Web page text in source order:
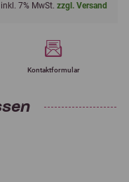
7% MwSt. zzgl. Versand
Kontaktformular